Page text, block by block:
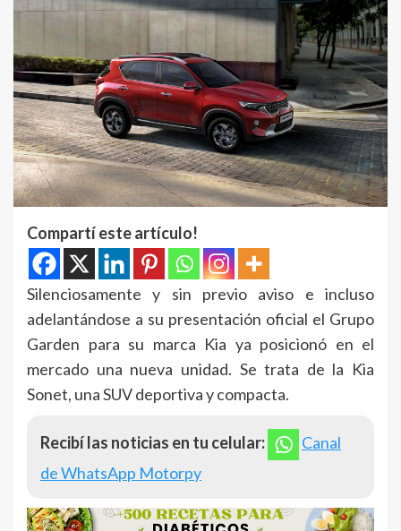
Compartí este artículo!
Silenciosamente y sin previo aviso e incluso
adelantándose a su presentación oficial el Grupo
Garden para su marca Kia ya posicionó en el
mercado una nueva unidad. Se trata de la Kia
Sonet, una SUV deportiva y compacta.
Recibí las noticias en tu celular:
Canal
de WhatsApp Motorpy